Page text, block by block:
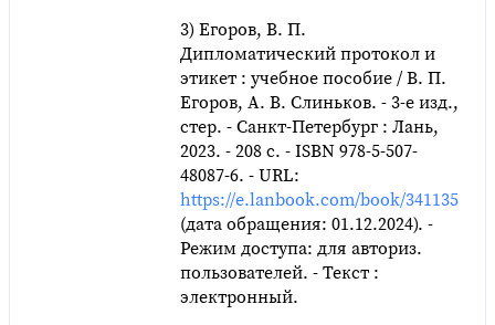
3) Егоров, В. П.
Дипломатический протокол и
этикет : учебное пособие / В. П.
Егоров, А. В. Слиньков. - 3-е изд.,
стер. - Санкт-Петербург : Лань,
2023. - 208 с. - ISBN 978-5-507-
48087-6. - URL:
https://e.lanbook.com/book/341135
(дата обращения: 01.12.2024). -
Режим доступа: для авториз.
пользователей. - Текст :
электронный.